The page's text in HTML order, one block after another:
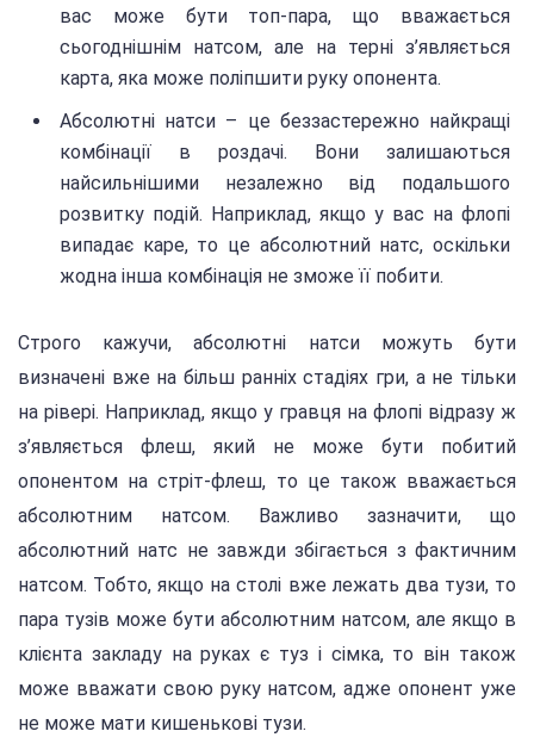
вас може бути топ-пара, що вважається
сьогоднішнім натсом, але на терні з’являється
карта, яка може поліпшити руку опонента.
Абсолютні натси – це беззастережно найкращі
комбінації в роздачі. Вони залишаються
найсильнішими незалежно від подальшого
розвитку подій. Наприклад, якщо у вас на флопі
випадає каре, то це абсолютний натс, оскільки
жодна інша комбінація не зможе її побити.
Строго кажучи, абсолютні натси можуть бути
визначені вже на більш ранніх стадіях гри, а не тільки
на рівері. Наприклад, якщо у гравця на флопі відразу ж
з’являється флеш, який не може бути побитий
опонентом на стріт-флеш, то це також вважається
абсолютним натсом. Важливо зазначити, що
абсолютний натс не завжди збігається з фактичним
натсом. Тобто, якщо на столі вже лежать два тузи, то
пара тузів може бути абсолютним натсом, але якщо в
клієнта закладу на руках є туз і сімка, то він також
може вважати свою руку натсом, адже опонент уже
не може мати кишенькові тузи.